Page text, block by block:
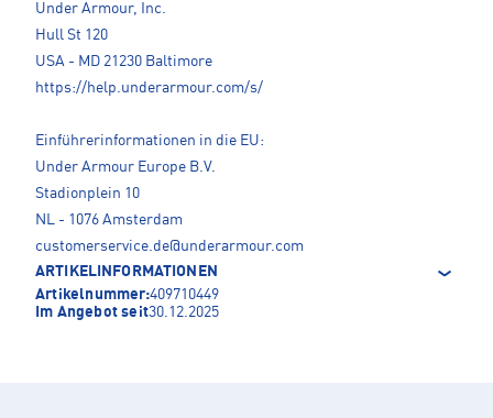
Under Armour, Inc.
Hull St 120
USA - MD 21230 Baltimore
https://help.underarmour.com/s/
Einführerinformationen in die EU:
Under Armour Europe B.V.
Stadionplein 10
NL - 1076 Amsterdam
customerservice.de@underarmour.com
ARTIKELINFORMATIONEN
Artikelnummer:409710449
Im Angebot seit30.12.2025